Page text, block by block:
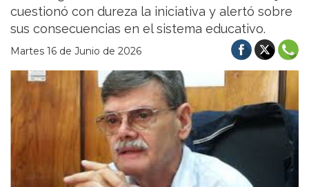
cuestionó con dureza la iniciativa y alertó sobre
sus consecuencias en el sistema educativo.
Martes 16 de Junio de 2026